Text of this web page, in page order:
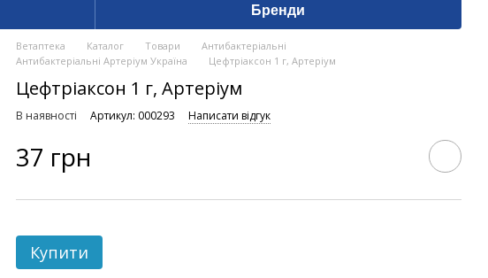
Бренди
Ветаптека Каталог Товари
Антибактеріальні
Антибактеріальні Артеріум Україна
Цефтріаксон 1 г, Артеріум
Цефтріаксон 1 г, Артеріум
В наявності Артикул: 000293 Написати відгук
37 грн
Купити